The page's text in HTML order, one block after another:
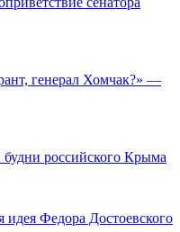
генерал Хомчак?» —
российского Крыма
идея Федора Достоевского